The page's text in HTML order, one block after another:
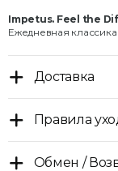
Impetus. Feel the
Ежедневная
Доставка
Правила
Обмен /